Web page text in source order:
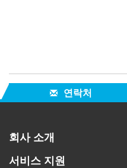
연락처
회사 소개
서비스 지원